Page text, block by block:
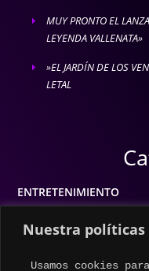
Nuestra políticas
Usamos cookies
E
MUY PRONTO EL
LEYENDA VALLENATA»
E
»EL JARDÍN DE LOS
LETAL
ENTRETENIMIENTO